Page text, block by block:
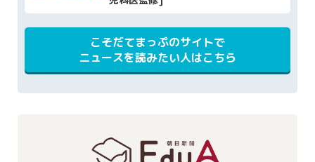
こそだてまっぷのサイトで
ニュースを読みたい人はこちら